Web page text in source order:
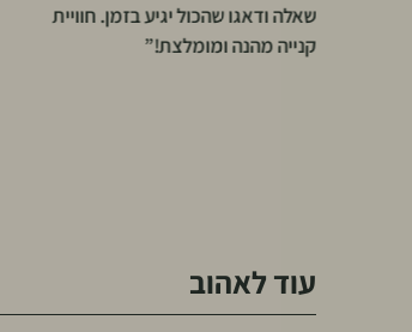
שאלה ודאגו שהכול יגיע בזמן. חוויית
קנייה מהנה ומומלצת!”
עוד לאהוב